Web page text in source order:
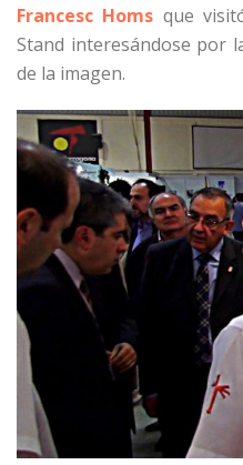
Francesc Homs que
Stand interesándose por
de la imagen.